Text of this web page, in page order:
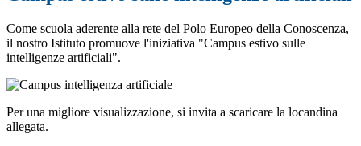
Come scuola aderente alla rete del Polo Europeo della Conoscenza,
il nostro Istituto promuove l'iniziativa "Campus estivo sulle
intelligenze artificiali".
Per una migliore visualizzazione, si invita a scaricare la locandina
allegata.